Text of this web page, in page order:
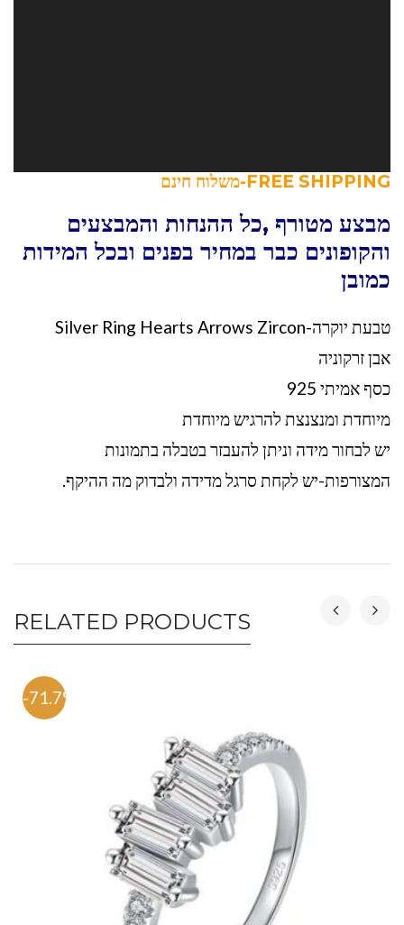
FREE SHIPPING-משלוח חינם
מבצע מטורף ,כל ההנחות והמבצעים
והקופונים כבר במחיר בפנים ובכל המידות
כמובן
טבעת יוקרה-Silver Ring Hearts Arrows Zircon
אבן זרקוניה
כסף אמיתי 925
מיוחדת ומנצנצת להרגיש מיוחדת
יש לבחור מידה וניתן להעבזר בטבלה בתמונות
המצורפות-יש לקחת סרגל מדידה ולבדוק מה ההיקף.
RELATED PRODUCTS
-71.7%